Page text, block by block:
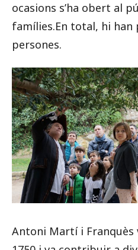
ocasions s’ha obert al
famílies.En total, hi
persones.
Antoni Martí i Franquès